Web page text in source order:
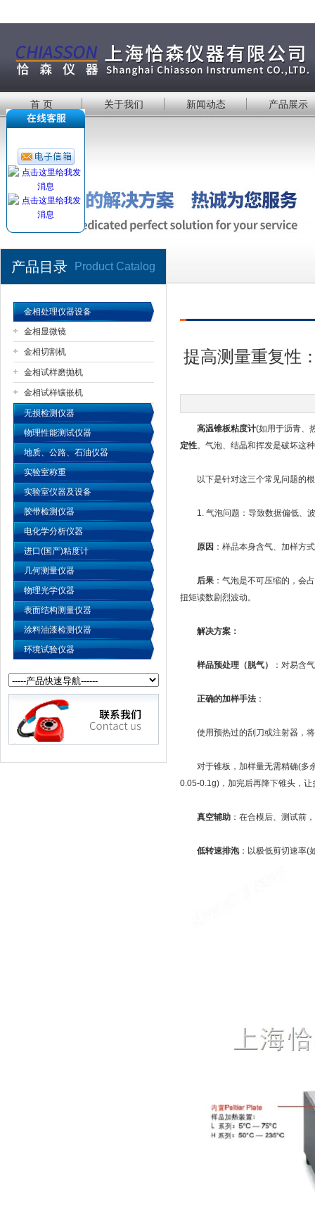
公司名称
首 页 关于我们 新闻动态 产品展示
产品目录 Product Catalog
金相处理仪器设备
金相显微镜
金相切割机
金相试样磨抛机
金相试样镶嵌机
无损检测仪器
物理性能测试仪器
地质、公路、石油仪器
实验室称重
实验室仪器及设备
胶带检测仪器
电化学分析仪器
进口(国产)粘度计
几何测量仪器
物理光学仪器
表面结构测量仪器
涂料油漆检测仪器
环境试验仪器
提高测量重复性
高温锥板粘度计(如用于沥青、
定性。气泡、结晶和挥发是破坏这
以下是针对这三个常见问题的根
1. 气泡问题：导致数据偏低、
原因 ：样品本身含气、加样方
后果 ：气泡是不可压缩的，会
扭矩读数剧烈波动。
解决方案：
样品预处理（脱气） ：对易含
正确的加样手法 ：
使用预热过的刮刀或注射器，将
对于锥板，加样量无需精确(多余
0.05-0.1g)，加完后再降下锥头，
真空辅助 ：在合模后、测试前
低转速排泡：以极低剪切速率(